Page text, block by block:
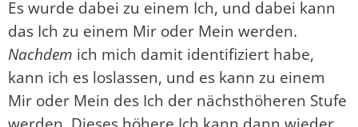
Es wurde dabei zu einem Ich, und dabei kann
das Ich zu einem Mir oder Mein werden.
Nachdem ich mich damit identifiziert habe,
kann ich es loslassen, und es kann zu einem
Mir oder Mein des Ich der nächsthöheren Stufe